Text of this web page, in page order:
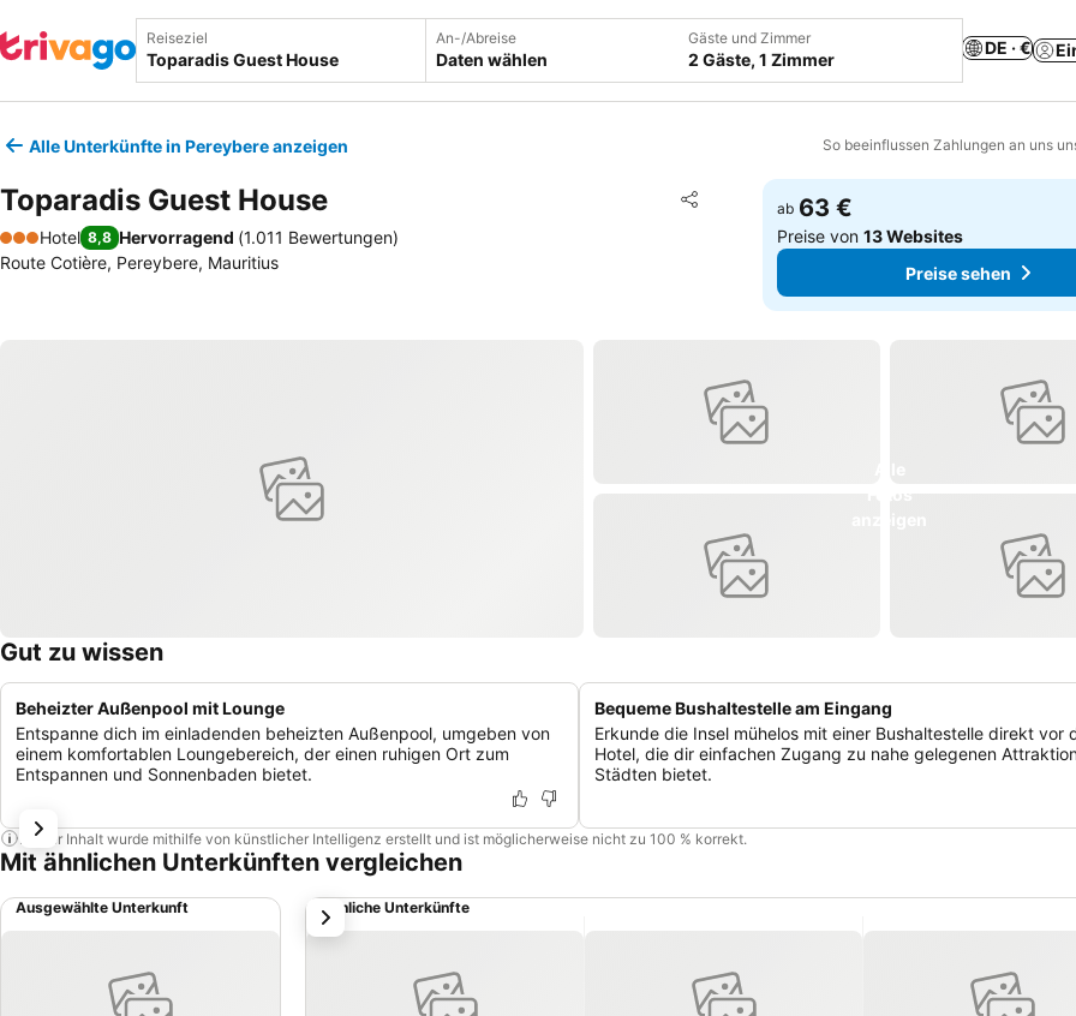
Reiseziel An-/Abreise
Daten wählen
Gäste und Zimmer
2 Gäste, 1 Zimmer
DE · €
Alle Unterkünfte in Pereybere anzeigen So beeinflussen Zahlungen an uns
Toparadis Guest House Teilen
Zu Favoriten hinzufügen
3 Sterne
Hotel 8,8 Hervorragend (1.011 Bewertungen)
Route Cotière, Pereybere, Mauritius
ab 63 €
Preise von13 Websites
Preise sehen
Gut zu wissen
Beheizter Außenpool mit Lounge
Entspanne dich im einladenden beheizten Außenpool, umgeben von
einem komfortablen Loungebereich, der einen ruhigen Ort zum
Entspannen und Sonnenbaden bietet.
Bequeme Bushaltestelle am Eingang
Erkunde die Insel mühelos mit einer Bushaltestelle direkt vor
Hotel, die dir einfachen Zugang zu nahe gelegenen
Städten bietet.
Dieser Inhalt wurde mithilfe von künstlicher Intelligenz erstellt und ist möglicherweise nicht zu 100 % korrekt.
Mit ähnlichen Unterkünften vergleichen
Ausgewählte Unterkunft Ähnliche Unterkünfte
weiter